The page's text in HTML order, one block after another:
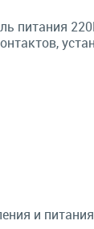
питания
и